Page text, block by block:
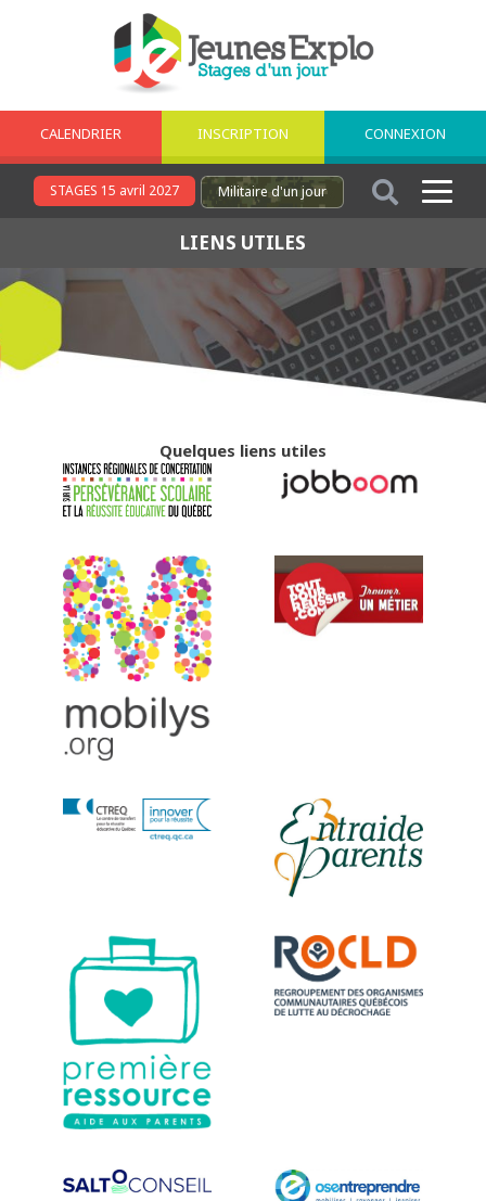
CALENDRIER INSCRIPTION CONNEXION
STAGES 15 avril 2027 Militaired'un jour
LIENS UTILES
Quelques liens utiles